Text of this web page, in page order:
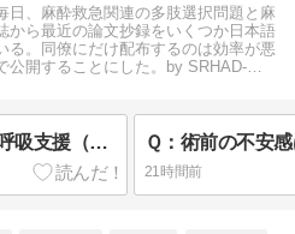
日、麻酔救急関連の多肢選択問題と麻
から最近の論文抄録をいくつか日本語
る。同僚にだけ配布するのは効率が悪
公開することにした。by SRHAD-
【文献解説動画】非侵襲的呼吸支援（NRS）における鎮静・鎮痛
21時間前